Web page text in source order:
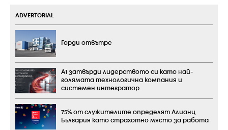
ADVERTORIAL
Горди отвътре
А1 затвърди лидерството си като най-
голямата технологична компания и
системен интегратор
75% от служителите определят Алианц
България като страхотно място за работа